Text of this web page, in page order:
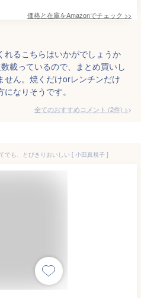
価格と在庫をAmazonでチェック >>
れるこちらはいかがでしょうか
載っているので、まとめ買いし
せん。焼くだけorレンチンだけ
なりそうです。
全てのおすすめコメント (2件) >
でも、とびきりおいしい [ 小田真規子 ]